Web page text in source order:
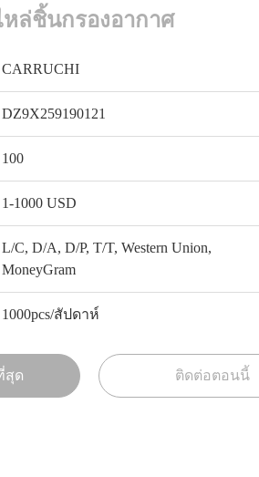
หล่ชิ้นกรองอากาศ
CARRUCHI
DZ9X259190121
100
1-1000 USD
L/C, D/A, D/P, T/T, Western Union,
MoneyGram
1000pcs/สัปดาห์
สุด ติดต่อตอนนี้